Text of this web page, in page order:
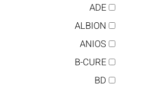
ADE
ALBION
ANIOS
B-CURE
BD